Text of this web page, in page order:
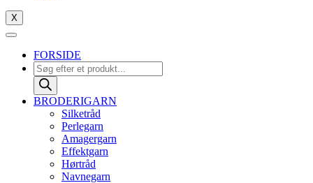
X
FORSIDE
Products
search
BRODERIGARN
Silketråd
Perlegarn
Amagergarn
Effektgarn
Hørtråd
Navnegarn